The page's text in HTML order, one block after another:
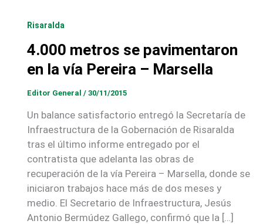
Risaralda
4.000 metros se pavimentaron
en la vía Pereira – Marsella
Editor General / 30/11/2015
Un balance satisfactorio entregó la Secretaría de
Infraestructura de la Gobernación de Risaralda
tras el último informe entregado por el
contratista que adelanta las obras de
recuperación de la vía Pereira – Marsella, donde se
iniciaron trabajos hace más de dos meses y
medio. El Secretario de Infraestructura, Jesús
Antonio Bermúdez Gallego, confirmó que la […]